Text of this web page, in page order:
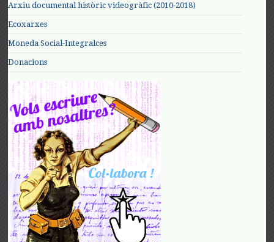
Arxiu documental històric videogràfic (2010-2018)
Ecoxarxes
Moneda Social-Integralces
Donacions